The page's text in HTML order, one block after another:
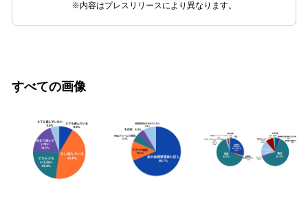
※内容はプレスリリースにより異なります。
すべての画像